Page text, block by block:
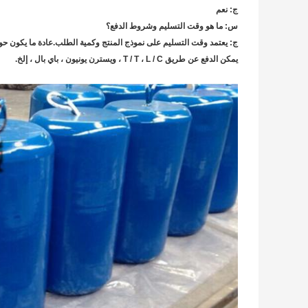
ج: نعم
س: ما هو وقت التسليم وشروط الدفع؟
ج: يعتمد وقت التسليم على نموذج المنتج وكمية الطلب.عادة ما يكون حوالي 7-15
يمكن الدفع عن طريق T / T ، L / C ، ويسترن يونيون ، باي بال ، إلخ.